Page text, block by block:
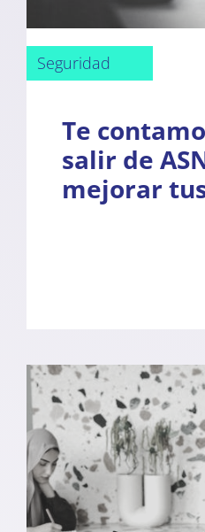
Seguridad
Te
salir de
mejorar